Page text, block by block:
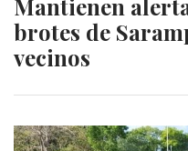
Mantienen
brotes de
vecinos